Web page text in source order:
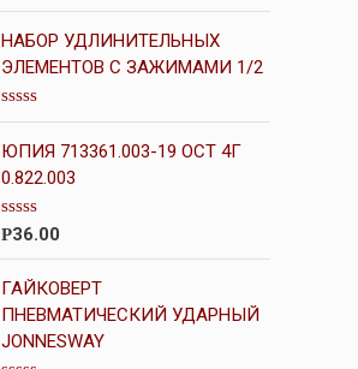
н
к
а
0
5
НАБОР УДЛИНИТЕЛЬНЫХ
ЭЛЕМЕНТОВ С ЗАЖИМАМИ 1/2
О
ц
е
н
а
0
з
5
ЮПИЯ 713361.003-19 ОСТ 4Г
0.822.003
О
н
к
а
0
Р36.00
ГАЙКОВЕРТ
ПНЕВМАТИЧЕСКИЙ УДАРНЫЙ
JONNESWAY